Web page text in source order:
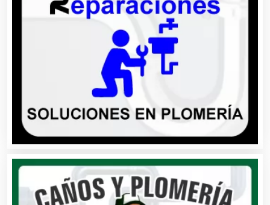
Asociaciones Civiles
Asociaciones Empresariales
Audio, Sonido e Iluminación
Audios para Eventos
Autobuses